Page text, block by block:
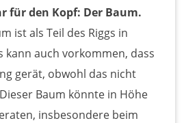
für den Kopf: Der Baum.
ist als Teil des Riggs in
kann auch vorkommen, dass
gerät, obwohl das nicht
Baum könnte in Höhe
insbesondere beim